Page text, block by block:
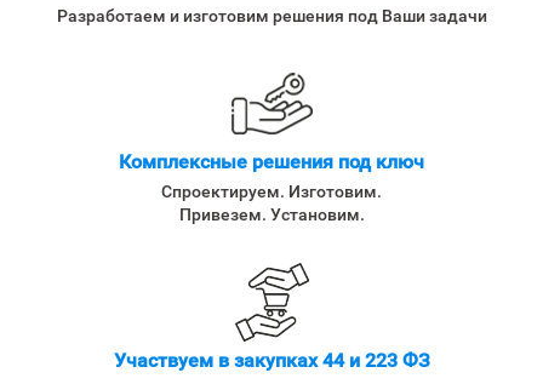
Разработаем и изготовим решения под Ваши задачи
Комплексные решения под ключ
Спроектируем. Изготовим.
Привезем. Установим.
Участвуем в закупках 44 и 223 ФЗ